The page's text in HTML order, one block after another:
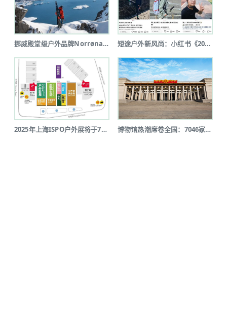
挪威殿堂级户外品牌Norrøna北京... 短途户外新风尚：小红书《2025上半...
2025年上海ISPO户外展将于7月... 博物馆热潮席卷全国：7046家博物馆...